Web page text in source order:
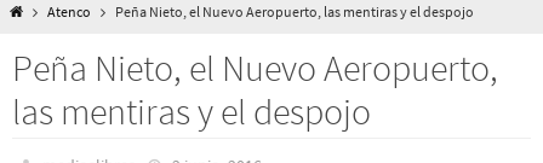
InicioAtenco Peña Nieto, el Nuevo Aeropuerto, las mentiras y el despojo
Peña Nieto, el Nuevo Aeropuerto,
las mentiras y el despojo